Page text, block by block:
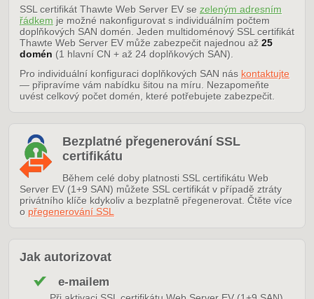
SSL certifikát Thawte Web Server EV se zeleným adresním
řádkem je možné nakonfigurovat s individuálním počtem
doplňkových SAN domén. Jeden multidoménový SSL certifikát
Thawte Web Server EV může zabezpečit najednou až 25
domén (1 hlavní CN + až 24 doplňkových SAN).
Pro individuální konfiguraci doplňkových SAN nás kontaktujte
— připravíme vám nabídku šitou na míru. Nezapomeňte
uvést celkový počet domén, které potřebujete zabezpečit.
Bezplatné přegenerování SSL
certifikátu
Během celé doby platnosti SSL certifikátu Web
Server EV (1+9 SAN) můžete SSL certifikát v případě ztráty
privátního klíče kdykoliv a bezplatně přegenerovat. Čtěte více
o přegenerování SSL
Jak autorizovat
e-mailem